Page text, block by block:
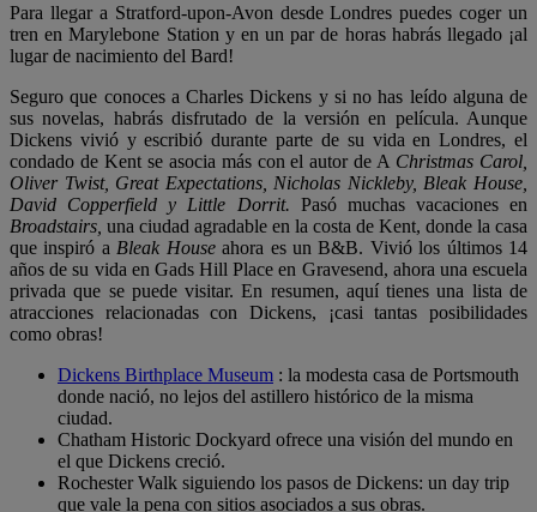
Para llegar a Stratford-upon-Avon desde Londres puedes coger un
tren en Marylebone Station y en un par de horas habrás llegado ¡al
lugar de nacimiento del Bard!
Seguro que conoces a Charles Dickens y si no has leído alguna de
sus novelas, habrás disfrutado de la versión en película. Aunque
Dickens vivió y escribió durante parte de su vida en Londres, el
condado de Kent se asocia más con el autor de A Christmas Carol,
Oliver Twist, Great Expectations, Nicholas Nickleby, Bleak House,
David Copperfield y Little Dorrit. Pasó muchas vacaciones en
Broadstairs, una ciudad agradable en la costa de Kent, donde la casa
que inspiró a Bleak Houseahora es un B&B. Vivió los últimos 14
años de su vida en Gads Hill Place en Gravesend, ahora una escuela
privada que se puede visitar. En resumen, aquí tienes una lista de
atracciones relacionadas con Dickens, ¡casi tantas posibilidades
como obras!
Dickens Birthplace Museum : la modesta casa de Portsmouth
donde nació, no lejos del astillero histórico de la misma
ciudad.
Chatham Historic Dockyard ofrece una visión del mundo en
el que Dickens creció.
Rochester Walk siguiendo los pasos de Dickens: un day trip
que vale la pena con sitios asociados a sus obras.